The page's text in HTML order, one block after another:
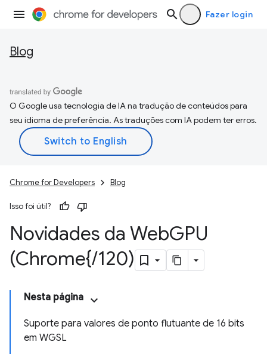
Fazer login
Blog
O Google usa tecnologia de IA na tradução de conteúdos para
seu idioma de preferência. As traduções com IA podem ter erros.
Chrome for Developers Blog
Isso foi útil?
Novidades da WebGPU
(Chrome{/120)
Nesta página
Suporte para valores de ponto flutuante de 16 bits
em WGSL